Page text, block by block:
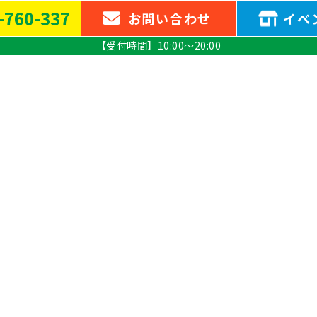
337 お問い合わせ イベ
【受付時間】10:00～20:00